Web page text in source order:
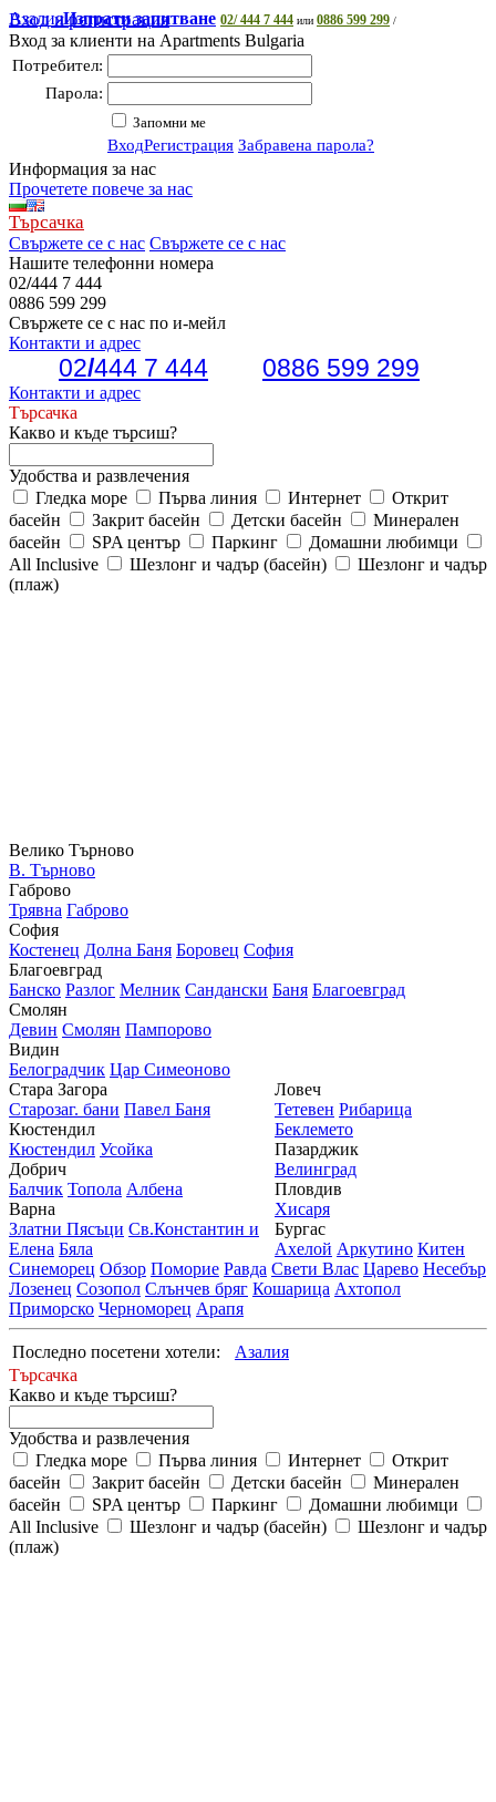
АзалияИзпрати запитване 02/ 444 7 444 или 0886 599 299 /
Вход и регистрация
Вход за клиенти на Apartments Bulgaria
Потребител:
Парола:
Запомни ме
ВходРегистрация Забравена парола?
Информация за нас
Прочетете повече за нас
Търсачка
Свържете се с нас Свържете се с нас
Нашите телефонни номера
02/444 7 444
0886 599 299
Свържете се с нас по и-мейл
Контакти и адрес
02/444 7 444 0886 599 299
Контакти и адрес
Търсачка
Какво и къде търсиш?
Удобства и развлечения
Гледка море
Първа линия Интернет
Открит
басейн
Закрит басейн Детски басейн
Минерален
басейн
SPA център Паркинг
Домашни любимци
All Inclusive
Шезлонг и чадър (басейн)
Шезлонг и чадър
(плаж)
Велико Търново
В. Търново
Габрово
Трявна Габрово
София
Костенец Долна Баня Боровец София
Благоевград
Банско Разлог Мелник Сандански Баня Благоевград
Смолян
Девин Смолян Пампорово
Видин
Белоградчик Цар Симеоново
Стара Загора
Старозаг. бани Павел Баня
Кюстендил
Кюстендил Усойка
Добрич
Балчик Топола Албена
Варна
Златни Пясъци Св.Константин и
Елена Бяла
Ловеч
Тетевен Рибарица
Беклемето
Пазарджик
Велинград
Пловдив
Хисаря
Бургас
Ахелой Аркутино Китен
Синеморец Обзор Поморие Равда Свети Влас Царево Несебър
Лозенец Созопол Слънчев бряг Кошарица Ахтопол
Приморско Черноморец Арапя
Последно посетени хотели:
Азалия
Търсачка
Какво и къде търсиш?
Удобства и развлечения
Гледка море
Първа линия Интернет
Открит
басейн
Закрит басейн Детски басейн
Минерален
басейн
SPA център Паркинг
Домашни любимци
All Inclusive
Шезлонг и чадър (басейн)
Шезлонг и чадър
(плаж)